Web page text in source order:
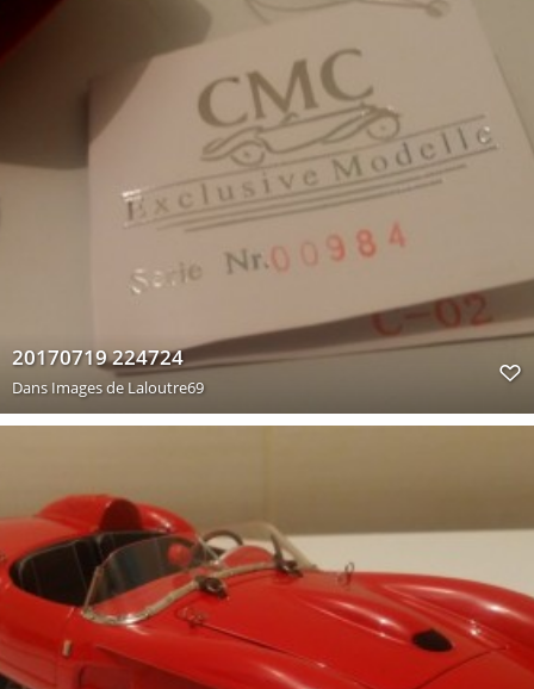
20170719 224724
DansImages de Laloutre69